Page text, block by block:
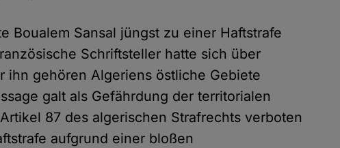
Boualem Sansal jüngst zu einer Haftstrafe
Schriftsteller hatte sich über
ihn gehören Algeriens östliche Gebiete
galt als Gefährdung der territorialen
87 des algerischen Strafrechts verboten
aufgrund einer bloßen